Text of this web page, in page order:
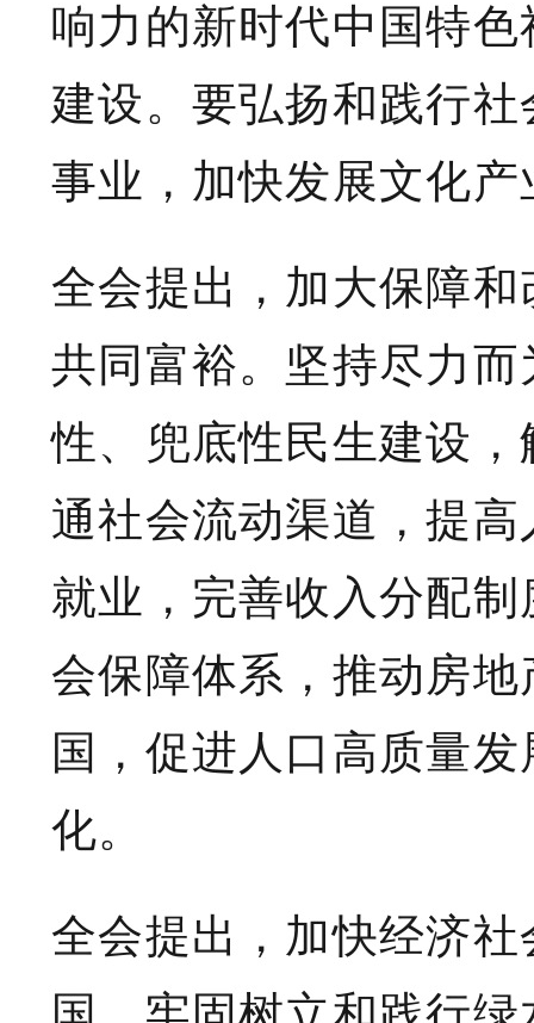
响力的新时代中国特
建设。要弘扬和践行
事业，加快发展文化
全会提出，加大保障
共同富裕。坚持尽力
性、兜底性民生建设
通社会流动渠道，提
就业，完善收入分配
会保障体系，推动房
国，促进人口高质量
化。
全会提出，加快经济